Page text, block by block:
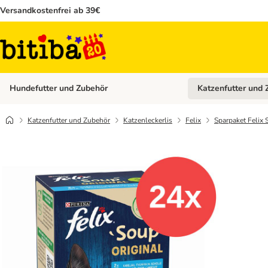
Versandkostenfrei ab 39€
Hundefutter und Zubehör Kategorie-Menü
Katzenfutter und
Katzenfutter und Zubehör Katzenleckerlis Felix Sparpaket Felix